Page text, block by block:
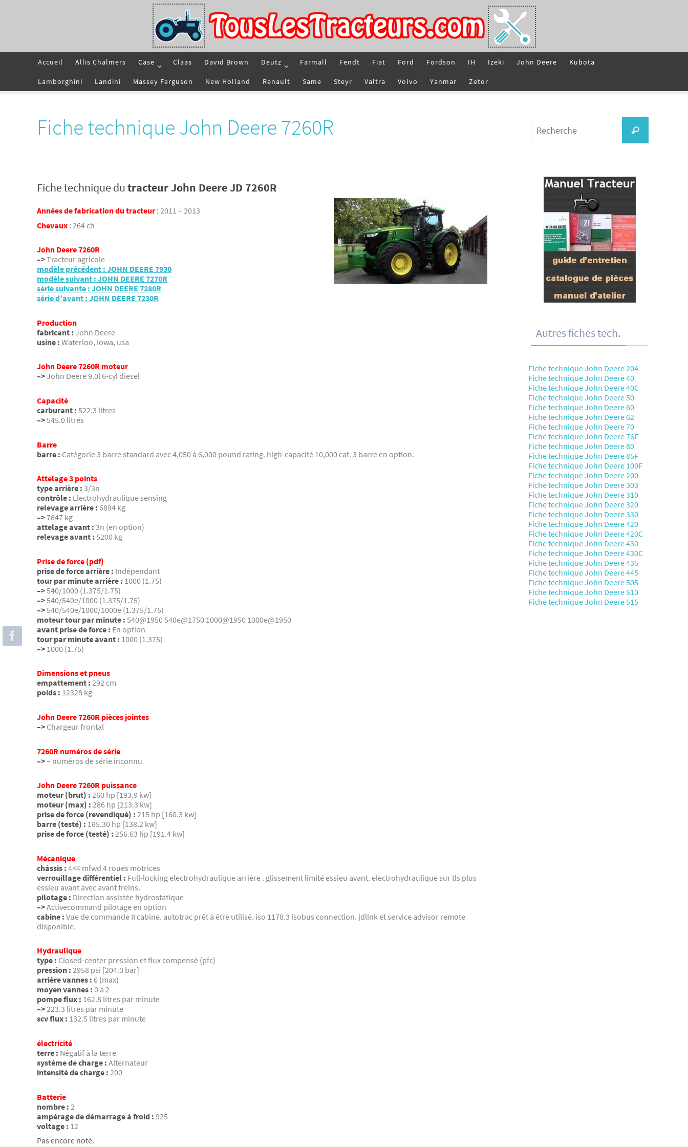
Accueil Allis Chalmers Case Claas David Brown Deutz Farmall Fendt Fiat Ford Fordson IH Izeki John Deere Kubota
Lamborghini Landini Massey Ferguson New Holland Renault Same Steyr Valtra Volvo Yanmar Zetor
Fiche technique John Deere 7260R
Fiche technique dutracteur John Deere JD 7260R
Années de fabrication du tracteur: 2011 – 2013
Chevaux : 264 ch
John Deere 7260R
–>Tracteur agricole
modèle précédent : JOHN DEERE 7930
modèle suivant : JOHN DEERE 7270R
série suivante : JOHN DEERE 7280R
série d’avant : JOHN DEERE 7230R
Production
fabricant : John Deere
usine : Waterloo, iowa, usa
John Deere 7260R moteur
–>John Deere 9.0l 6-cyl diesel
Capacité
carburant : 522.3 litres
–>545.0 litres
Barre
barre : Catégorie 3 barre standard avec 4,050 à 6,000 pound rating. high-capacité 10,000 cat. 3 barre en option.
Attelage 3 points
type arrière : 3/3n
contrôle : Electrohydraulique sensing
relevage arrière : 6894 kg
–>7847 kg
attelage avant : 3n (en option)
relevage avant : 5200 kg
Prise de force (pdf)
prise de force arrière : Indépendant
tour par minute arrière : 1000 (1.75)
–>540/1000 (1.375/1.75)
–>540/540e/1000 (1.375/1.75)
–>540/540e/1000/1000e (1.375/1.75)
moteur tour par minute : 540@1950 540e@1750 1000@1950 1000e@1950
avant prise de force : En option
tour par minute avant : 1000 (1.375)
–> 1000 (1.75)
Dimensions et pneus
empattement : 292 cm
poids : 12328 kg
John Deere 7260R pièces jointes
–> Chargeur frontal
7260R numéros de série
–>– numéros de série inconnu
John Deere 7260R puissance
moteur (brut) : 260 hp [193.9 kw]
moteur (max) : 286 hp [213.3 kw]
prise de force (revendiqué) : 215 hp [160.3 kw]
barre (testé) : 185.30 hp [138.2 kw]
prise de force (testé) : 256.63 hp [191.4 kw]
Mécanique
châssis : 4×4 mfwd 4 roues motrices
verrouillage différentiel : Full-locking electrohydraulique arrière . glissement limité essieu avant. electrohydraulique sur tls plus
essieu avant avec avant freins.
pilotage : Direction assistée hydrostatique
–>Activecommand pilotage en option
cabine : Vue de commande II cabine. autotrac prêt à être utilisé. iso 1178.3 isobus connection. jdlink et service advisor remote
disponible.
Hydraulique
type : Closed-center pression et flux compensé (pfc)
pression : 2958 psi [204.0 bar]
arrière vannes : 6 (max)
moyen vannes : 0 à 2
pompe flux : 162.8 litres par minute
–>223.3 litres par minute
scv flux : 132.5 litres par minute
électricité
terre : Négatif à la terre
système de charge : Alternateur
intensité de charge : 200
Batterie
nombre : 2
ampérage de démarrage à froid : 925
voltage : 12
Pas encore noté.
Recherche
Autres fiches tech.
Fiche technique John Deere 20A
Fiche technique John Deere 40
Fiche technique John Deere 40C
Fiche technique John Deere 50
Fiche technique John Deere 60
Fiche technique John Deere 62
Fiche technique John Deere 70
Fiche technique John Deere 76F
Fiche technique John Deere 80
Fiche technique John Deere 85F
Fiche technique John Deere 100F
Fiche technique John Deere 200
Fiche technique John Deere 303
Fiche technique John Deere 310
Fiche technique John Deere 320
Fiche technique John Deere 330
Fiche technique John Deere 420
Fiche technique John Deere 420C
Fiche technique John Deere 430
Fiche technique John Deere 430C
Fiche technique John Deere 435
Fiche technique John Deere 445
Fiche technique John Deere 505
Fiche technique John Deere 510
Fiche technique John Deere 515